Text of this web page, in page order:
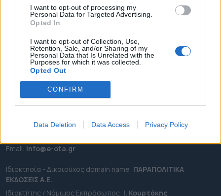
I want to opt-out of processing my
Personal Data for Targeted Advertising.
Opted In
I want to opt-out of Collection, Use,
Retention, Sale, and/or Sharing of my
Personal Data that Is Unrelated with the
Purposes for which it was collected.
Opted Out
CONFIRM
Data Deletion Data Access Privacy Policy
ΠΕΡΙΦΕΡΕΙΕΣ
OTA LEAKS
ΣΥΝΕΝΤΕΥΞΕΙΣ
ΑΠΟΨΕΙΣ
ΠΡΟΣΛΗΨΕΙΣ
e-ota.gr | Ταυτότητα
Καλλιθέα Αττικής
Εmail: info@e-ota.gr
Ιδιοκτησία - Δικαιούχος domain name: ΠΑΡΑΠΟΛΙΤΙΚΑ
ΕΚΔΟΣΕΙΣ A.E.
Ιδιοκτήτης / Νόμιμος Εκπρόσωπος: Ι. Κουρτάκης